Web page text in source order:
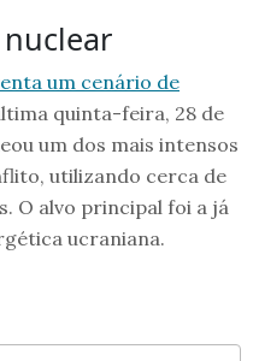
um cenário de
quinta-feira, 28 de
um dos mais intensos
utilizando cerca de
O alvo principal foi a já
ucraniana.